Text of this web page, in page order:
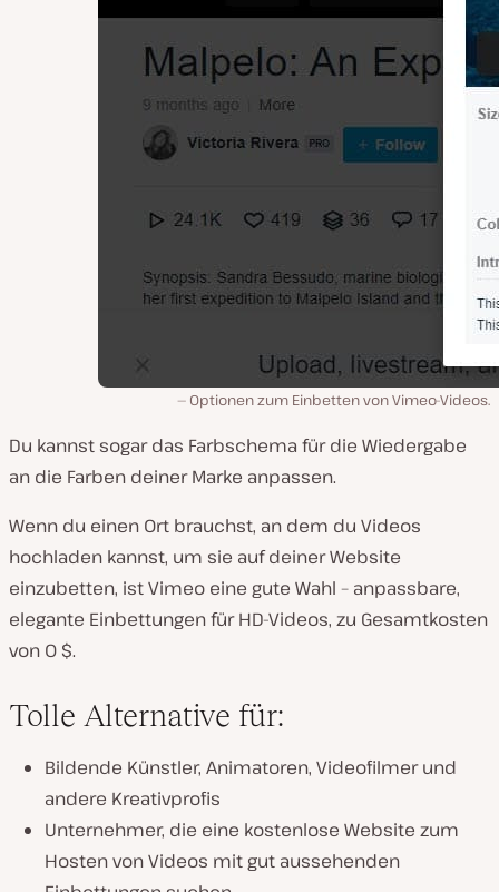
Optionen zum Einbetten von Vimeo-Videos.
Du kannst sogar das Farbschema für die Wiedergabe
an die Farben deiner Marke anpassen.
Wenn du einen Ort brauchst, an dem du Videos
hochladen kannst, um sie auf deiner Website
einzubetten, ist Vimeo eine gute Wahl – anpassbare,
elegante Einbettungen für HD-Videos, zu Gesamtkosten
von 0 $.
Tolle Alternative für:
Bildende Künstler, Animatoren, Videofilmer und
andere Kreativprofis
Unternehmer, die eine kostenlose Website zum
Hosten von Videos mit gut aussehenden